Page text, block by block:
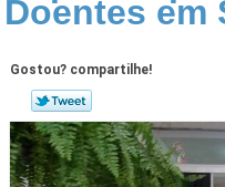
Doentes em
Gostou? compartilhe!